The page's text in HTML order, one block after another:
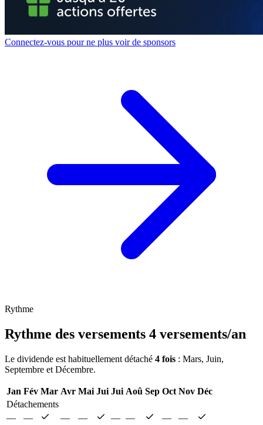
Connectez-vous pour ne plus voir de sponsors
Rythme
Rythme des versements 4 versements/an
Le dividende est habituellement détaché 4 fois : Mars, Juin,
Septembre et Décembre.
Jan Fév Mar Avr Mai Jui Jui Aoû Sep Oct Nov Déc
Détachements
—
— — — — — —
—